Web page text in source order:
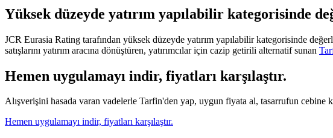
Yüksek düzeyde yatırım yapılabilir kategorisinde
JCR Eurasia Rating tarafından yüksek düzeyde yatırım yapılabilir kategorisinde
satışlarını yatırım aracına dönüştüren, yatırımcılar için cazip getirili alternatif sunan
Hemen uygulamayı indir, fiyatları karşılaştır.
Alışverişini hasada varan vadelerle Tarfin'den yap, uygun fiyata al, tasarrufun cebine
Hemen uygulamayı indir, fiyatları karşılaştır.